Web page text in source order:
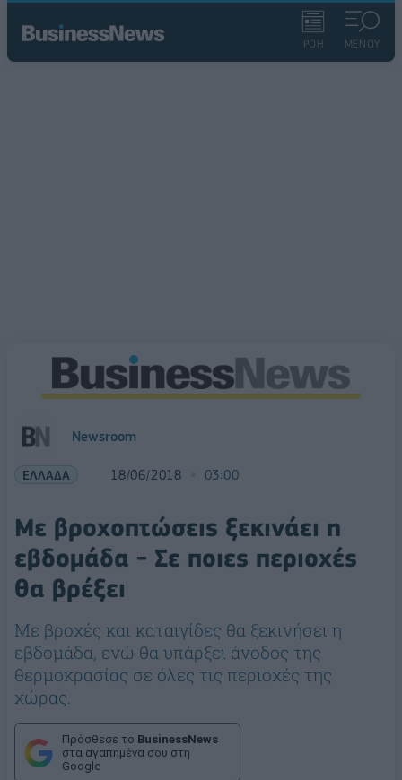
ΡΟΗ ΜΕΝΟΥ
Newsroom
ΕΛΛΑΔΑ 18/06/2018 03:00
Με βροχοπτώσεις ξεκινάει η
εβδομάδα - Σε ποιες περιοχές
θα βρέξει
Με βροχές και καταιγίδες θα ξεκινήσει η
εβδομάδα, ενώ θα υπάρξει άνοδος της
θερμοκρασίας σε όλες τις περιοχές της
χώρας.
Πρόσθεσε το BusinessNews
στα αγαπημένα σου στη
Google